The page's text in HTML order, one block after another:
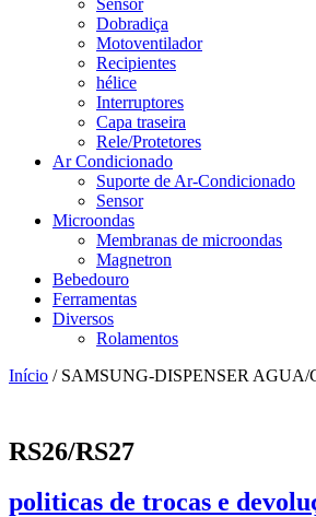
Dobradiça
Motoventilador
Recipientes
hélice
Interruptores
Capa traseira
Rele/Protetores
Ar Condicionado
Suporte de Ar-Condicionado
Sensor
Microondas
Membranas de microondas
Magnetron
Bebedouro
Ferramentas
Diversos
Rolamentos
Início / SAMSUNG-DISPENSER AGUA/
RS26/RS27
politicas de trocas e